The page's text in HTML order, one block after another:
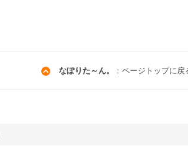
なぽりた～ん。 ：ページトップに戻